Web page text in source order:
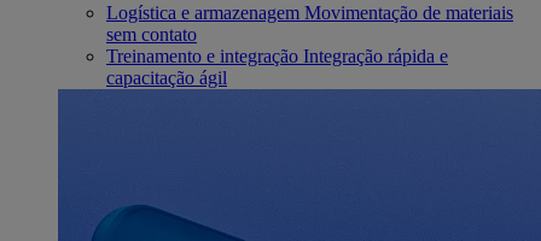
Logística e armazenagem Movimentação de materiais
sem contato
Treinamento e integração Integração rápida e
capacitação ágil